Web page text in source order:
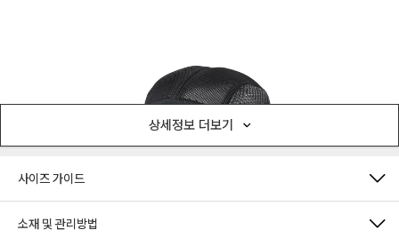
상세정보 더보기
사이즈 가이드
소재 및 관리방법